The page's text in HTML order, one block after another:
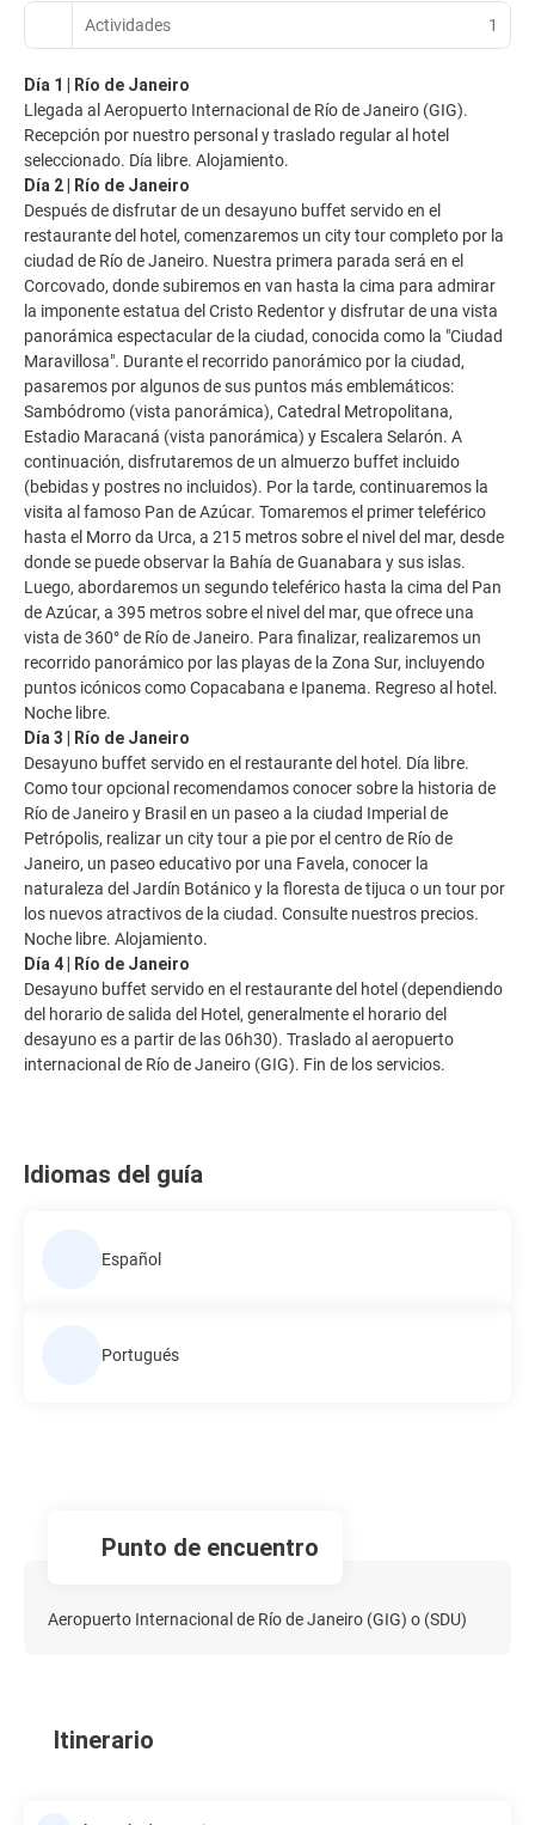
Actividades 1
Día 1 | Río de Janeiro
Llegada al Aeropuerto Internacional de Río de Janeiro (GIG).
Recepción por nuestro personal y traslado regular al hotel
seleccionado. Día libre. Alojamiento.
Día 2 | Río de Janeiro
Después de disfrutar de un desayuno buffet servido en el
restaurante del hotel, comenzaremos un city tour completo por la
ciudad de Río de Janeiro. Nuestra primera parada será en el
Corcovado, donde subiremos en van hasta la cima para admirar
la imponente estatua del Cristo Redentor y disfrutar de una vista
panorámica espectacular de la ciudad, conocida como la "Ciudad
Maravillosa". Durante el recorrido panorámico por la ciudad,
pasaremos por algunos de sus puntos más emblemáticos:
Sambódromo (vista panorámica), Catedral Metropolitana,
Estadio Maracaná (vista panorámica) y Escalera Selarón. A
continuación, disfrutaremos de un almuerzo buffet incluido
(bebidas y postres no incluidos). Por la tarde, continuaremos la
visita al famoso Pan de Azúcar. Tomaremos el primer teleférico
hasta el Morro da Urca, a 215 metros sobre el nivel del mar, desde
donde se puede observar la Bahía de Guanabara y sus islas.
Luego, abordaremos un segundo teleférico hasta la cima del Pan
de Azúcar, a 395 metros sobre el nivel del mar, que ofrece una
vista de 360° de Río de Janeiro. Para finalizar, realizaremos un
recorrido panorámico por las playas de la Zona Sur, incluyendo
puntos icónicos como Copacabana e Ipanema. Regreso al hotel.
Noche libre.
Día 3 | Río de Janeiro
Desayuno buffet servido en el restaurante del hotel. Día libre.
Como tour opcional recomendamos conocer sobre la historia de
Río de Janeiro y Brasil en un paseo a la ciudad Imperial de
Petrópolis, realizar un city tour a pie por el centro de Río de
Janeiro, un paseo educativo por una Favela, conocer la
naturaleza del Jardín Botánico y la floresta de tijuca o un tour por
los nuevos atractivos de la ciudad. Consulte nuestros precios.
Noche libre. Alojamiento.
Día 4 | Río de Janeiro
Desayuno buffet servido en el restaurante del hotel (dependiendo
del horario de salida del Hotel, generalmente el horario del
desayuno es a partir de las 06h30). Traslado al aeropuerto
internacional de Río de Janeiro (GIG). Fin de los servicios.
Idiomas del guía
Español
Portugués
Punto de encuentro
Aeropuerto Internacional de Río de Janeiro (GIG) o (SDU)
Itinerario